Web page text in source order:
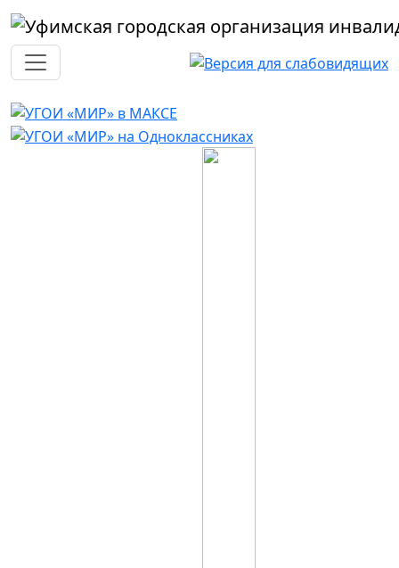
Перейти к основному содержанию